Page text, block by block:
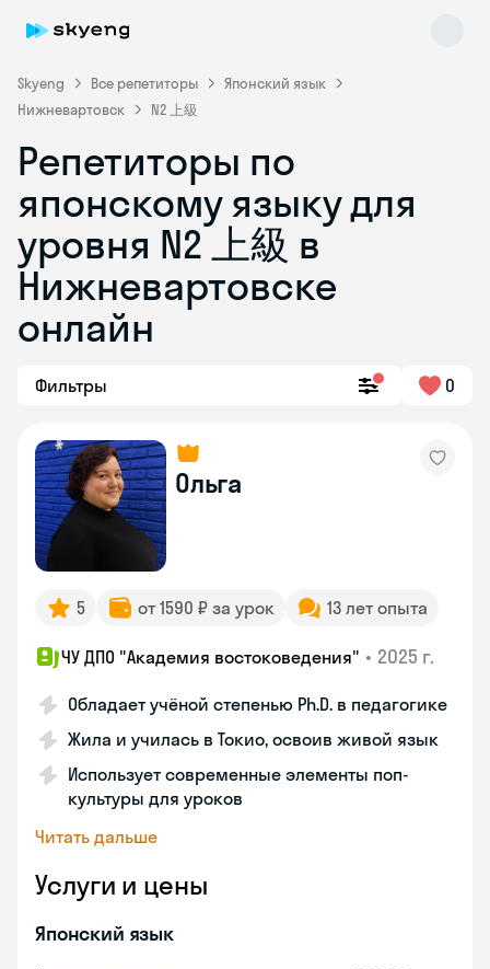
Skyeng Все репетиторы
Японский язык
Нижневартовск
N2 上級
Репетиторы по
японскому языку для
уровня N2 上級 в
Нижневартовске
онлайн
Фильтры 0
Ольга
5 от 1590 ₽ за урок 13 лет опыта
ЧУ ДПО "Академия востоковедения" • 2025 г.
Обладает учёной степенью Ph.D. в педагогике
Жила и училась в Токио, освоив живой язык
Использует современные элементы поп-
культуры для уроков
Читать дальше
Услуги и цены
Японский язык
online